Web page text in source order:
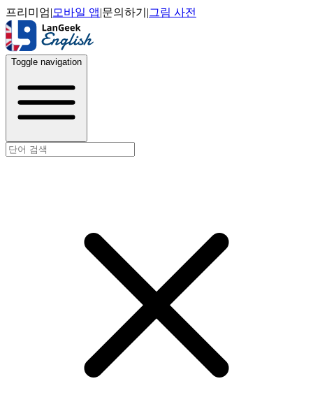
프리미엄| 모바일 앱|문의하기 |그림 사전
Toggle navigation